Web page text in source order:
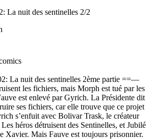
La nuit des sentinelles 2/2
La nuit des sentinelles 2ème partie ==—
les fichiers, mais Morph est tué par les
est enlevé par Gyrich. La Présidente dit
ses fichiers, car elle trouve que ce projet
s’enfuit avec Bolivar Trask, le créateur
héros détruisent des Sentinelles, et Jubilé
Xavier. Mais Fauve est toujours prisonnier.